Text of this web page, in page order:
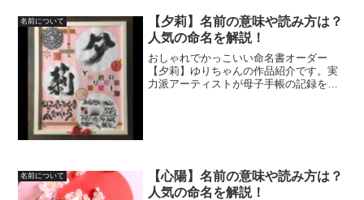
名前について
【夕莉】名前の意味や読み方は？
人気の命名を解説！
おしゃれでかっこいい命名書オーダー
【夕莉】ゆりちゃんの作品紹介です。実
力派アーティストが母子手帳の記録を、
名前について
【心陽】名前の意味や読み方は？
人気の命名を解説！